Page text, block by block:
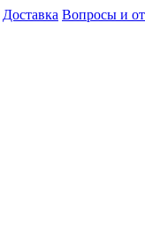
Доставка Вопросы и